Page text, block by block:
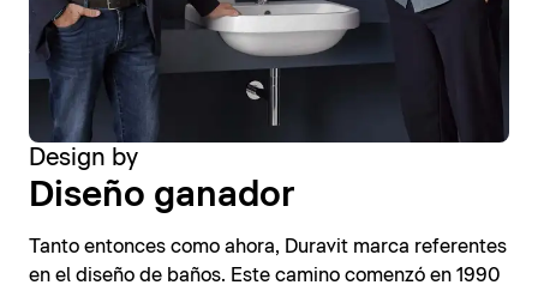
Design by
Diseño ganador
Tanto entonces como ahora, Duravit marca referentes
en el diseño de baños. Este camino comenzó en 1990